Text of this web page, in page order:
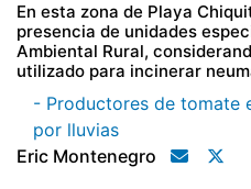
En esta zona de Playa
presencia de unidades
Ambiental Rural,
utilizado para incinerar
- Productores de tomate
por lluvias
Eric Montenegro